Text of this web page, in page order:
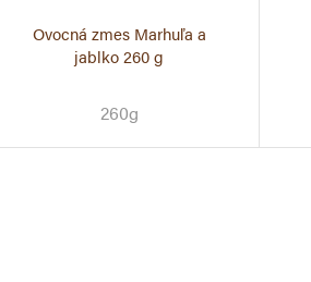
Ovocná zmes Marhuľa a
jablko 260 g
260g